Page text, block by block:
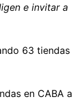
e invitar a
63 tiendas
en CABA a